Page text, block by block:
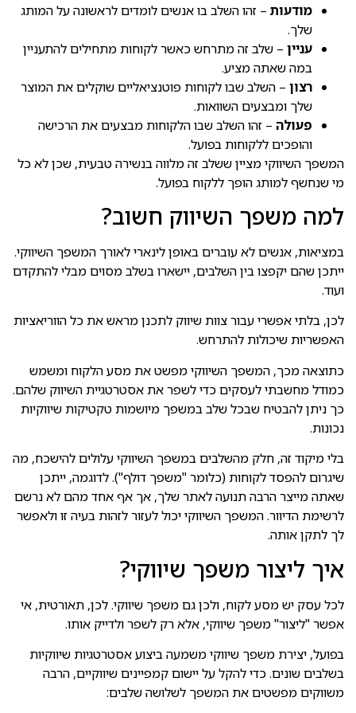
מודעות – זהו השלב בו אנשים לומדים לראשונה על המותג
שלך.
עניין – שלב זה מתרחש כאשר לקוחות מתחילים להתעניין
במה שאתה מציע.
רצון – השלב שבו לקוחות פוטנציאליים שוקלים את המוצר
שלך ומבצעים השוואות.
פעולה – זהו השלב שבו הלקוחות מבצעים את הרכישה
והופכים ללקוחות בפועל.
המשפך השיווקי מציין ששלב זה מלווה בנשירה טבעית, שכן לא כל
מי שנחשף למותג הופך ללקוח בפועל.
למה משפך השיווק חשוב?
במציאות, אנשים לא עוברים באופן לינארי לאורך המשפך השיווקי.
ייתכן שהם יקפצו בין השלבים, יישארו בשלב מסוים מבלי להתקדם
ועוד.
לכן, בלתי אפשרי עבור צוות שיווק לתכנן מראש את כל הווריאציות
האפשריות שיכולות להתרחש.
כתוצאה מכך, המשפך השיווקי מפשט את מסע הלקוח ומשמש
כמודל מחשבתי לעסקים כדי לשפר את אסטרטגיית השיווק שלהם.
כך ניתן להבטיח שבכל שלב במשפך מיושמות טקטיקות שיווקיות
נכונות.
בלי מיקוד זה, חלק מהשלבים במשפך השיווקי עלולים להישכח, מה
שיגרום להפסד לקוחות (כלומר "משפך דולף"). לדוגמה, ייתכן
שאתה מייצר הרבה תנועה לאתר שלך, אך אף אחד מהם לא נרשם
לרשימת הדיוור. המשפך השיווקי יכול לעזור לזהות בעיה זו ולאפשר
לך לתקן אותה.
איך ליצור משפך שיווקי?
לכל עסק יש מסע לקוח, ולכן גם משפך שיווקי. לכן, תאורטית, אי
אפשר "ליצור" משפך שיווקי, אלא רק לשפר ולדייק אותו.
בפועל, יצירת משפך שיווקי משמעה ביצוע אסטרטגיות שיווקיות
בשלבים שונים. כדי להקל על יישום קמפיינים שיווקיים, הרבה
משווקים מפשטים את המשפך לשלושה שלבים: